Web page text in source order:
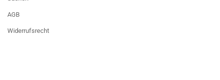
AGB
Widerrufsrecht